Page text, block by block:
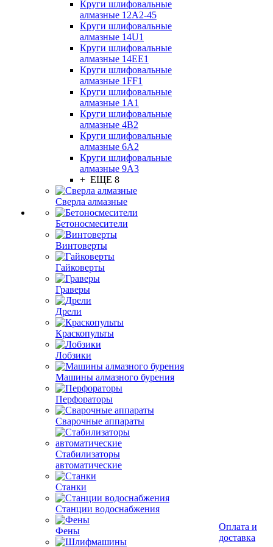
Круги шлифовальные
алмазные 12А2-45
Круги шлифовальные
алмазные 14U1
Круги шлифовальные
алмазные 14ЕЕ1
Круги шлифовальные
алмазные 1FF1
Круги шлифовальные
алмазные 1А1
Круги шлифовальные
алмазные 4В2
Круги шлифовальные
алмазные 6A2
Круги шлифовальные
алмазные 9А3
+ ЕЩЕ 8
Сверла алмазные
Бетоносмесители
Винтоверты
Гайковерты
Граверы
Дрели
Краскопульты
Лобзики
Машины алмазного бурения
Перфораторы
Сварочные аппараты
Стабилизаторы
автоматические
Станки
Станции водоснабжения
Фены
Оплата и
доставка